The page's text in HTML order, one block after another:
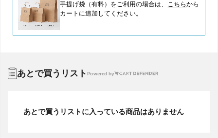
手提げ袋（有料）をご利用の場合は、 こちらから
カートに追加してください。
あとで買うリスト Powered by
あとで買うリストに入っている商品はありません